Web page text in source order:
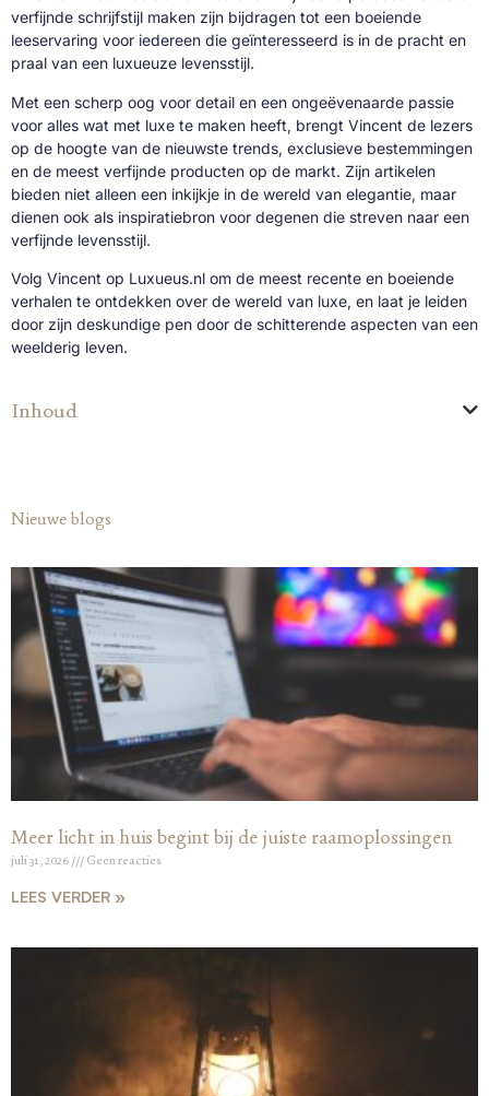
verfijnde schrijfstijl maken zijn bijdragen tot een boeiende
leeservaring voor iedereen die geïnteresseerd is in de pracht en
praal van een luxueuze levensstijl.
Met een scherp oog voor detail en een ongeëvenaarde passie
voor alles wat met luxe te maken heeft, brengt Vincent de lezers
op de hoogte van de nieuwste trends, exclusieve bestemmingen
en de meest verfijnde producten op de markt. Zijn artikelen
bieden niet alleen een inkijkje in de wereld van elegantie, maar
dienen ook als inspiratiebron voor degenen die streven naar een
verfijnde levensstijl.
Volg Vincent op Luxueus.nl om de meest recente en boeiende
verhalen te ontdekken over de wereld van luxe, en laat je leiden
door zijn deskundige pen door de schitterende aspecten van een
weelderig leven.
Inhoud
Nieuwe blogs
Meer licht in huis begint bij de juiste raamoplossingen
juli 31, 2026 Geen reacties
LEES VERDER »